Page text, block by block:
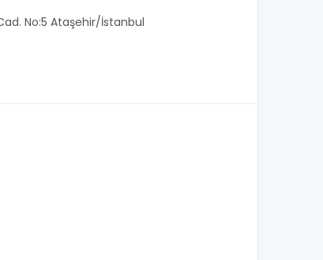
No:5 Ataşehir/İstanbul